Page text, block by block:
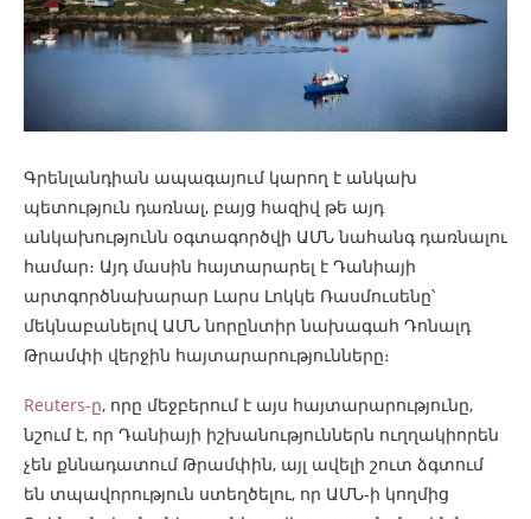
Գրենլանդիան ապագայում կարող է անկախ
պետություն դառնալ, բայց հազիվ թե այդ
անկախությունն օգտագործվի ԱՄՆ նահանգ դառնալու
համար։ Այդ մասին հայտարարել է Դանիայի
արտգործնախարար Լարս Լոկկե Ռասմուսենը՝
մեկնաբանելով ԱՄՆ նորընտիր նախագահ Դոնալդ
Թրամփի վերջին հայտարարությունները։
Reuters-ը, որը մեջբերում է այս հայտարարությունը,
նշում է, որ Դանիայի իշխանություններն ուղղակիորեն
չեն քննադատում Թրամփին, այլ ավելի շուտ ձգտում
են տպավորություն ստեղծելու, որ ԱՄՆ-ի կողմից